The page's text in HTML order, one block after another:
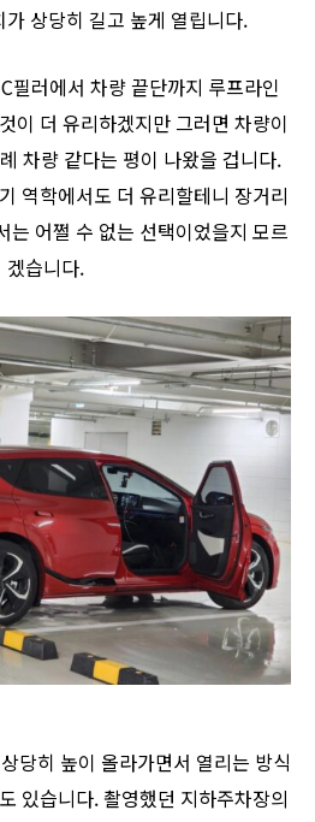
상당히 길고 높게 열립니다.
필러에서 차량 끝단까지 루프라인
이 더 유리하겠지만 그러면 차량이
차량 같다는 평이 나왔을 겁니다.
역학에서도 더 유리할테니 장거리
는 어쩔 수 없는 선택이었을지 모르
겠습니다.
당히 높이 올라가면서 열리는 방식
있습니다. 촬영했던 지하주차장의